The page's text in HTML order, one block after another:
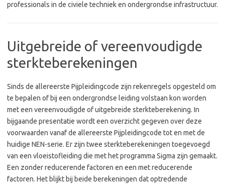
professionals in de civiele techniek en ondergrondse infrastructuur.
Uitgebreide of vereenvoudigde
sterkteberekeningen
Sinds de allereerste Pijpleidingcode zijn rekenregels opgesteld om
te bepalen of bij een ondergrondse leiding volstaan kon worden
met een vereenvoudigde of uitgebreide sterkteberekening. In
bijgaande presentatie wordt een overzicht gegeven over deze
voorwaarden vanaf de allereerste Pijpleidingcode tot en met de
huidige NEN-serie. Er zijn twee sterkteberekeningen toegevoegd
van een vloeistofleiding die met het programma Sigma zijn gemaakt.
Een zonder reducerende factoren en een met reducerende
factoren. Het blijkt bij beide berekeningen dat optredende